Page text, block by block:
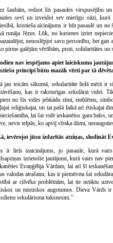
šaubām, redzot šīs pasaules virspusējību
sevī un izveidot sev mierīgu oāzi,
kristieša aicinājums ir būt pasaulē un
runāja Jēzus. Lūk, no kurienes izriet
nenoslēpjot savu personību, bet
pirms galējām vērtībām, proti, solidaritātes un
nav iespējams apiet laiciskuma
principi būtu mazāk vērti par tā
jau teicām sākumā, sekularitāte lielā mērā ir
kas ir raksturīgas sekulārai videi.
no šīs vides jebkādu zīmi, emblēmu,
reliģiskajai, un tai pašā laikā arī ētiskajai
lai šai vidē ieskanētos gara balss,
nevis telpās, ko apvij vīraka dūmi,
ievērojot jūsu izdarītās atziņas, sludināt
ir liels izaicinājums, jo pasaule, kurā
izrietošie jautājumi, kurā vairs nav
Evaņģēlija Vārdam, lai arī šī
valodas atrašanu, kas ir piemērota šai
ar cilvēka problēmām, lai tie netiktu
un mistiskos augstumos. Dieva Vārds
sekulārisma tuksnesim.”